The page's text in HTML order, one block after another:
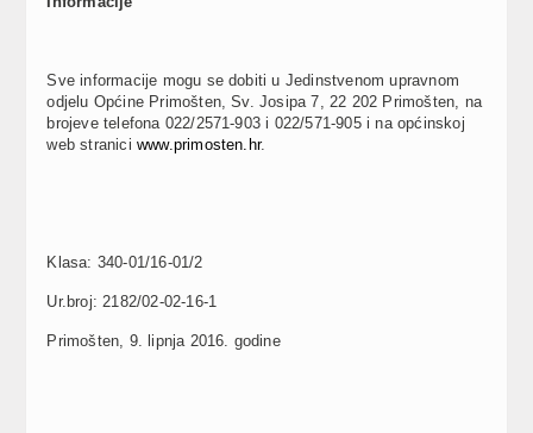
Sve informacije mogu se dobiti u Jedinstvenom upravnom
odjelu Općine Primošten, Sv. Josipa 7, 22 202 Primošten, na
brojeve telefona 022/2571-903 i 022/571-905 i na općinskoj
web stranici www.primosten.hr.
Klasa: 340-01/16-01/2
Ur.broj: 2182/02-02-16-1
Primošten, 9. lipnja 2016. godine